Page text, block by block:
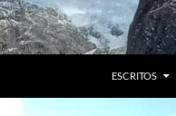
ESCRITOS